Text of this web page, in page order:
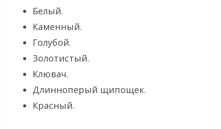
Белый.
Каменный.
Голубой.
Золотистый.
Клювач.
Длинноперый щипощек.
Красный.